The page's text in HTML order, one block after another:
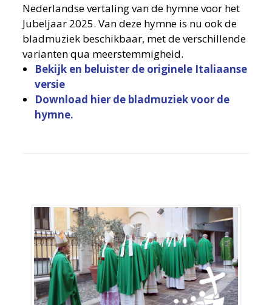
Nederlandse vertaling van de hymne voor het
Jubeljaar 2025. Van deze hymne is nu ook de
bladmuziek beschikbaar, met de verschillende
varianten qua meerstemmigheid.
Bekijk en beluister de originele Italiaanse
versie
Download hier de bladmuziek voor de
hymne.